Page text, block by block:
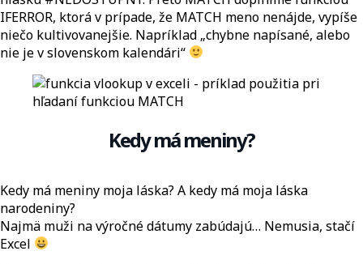
IFERROR, ktorá v prípade, že MATCH meno nenájde, vypíše
niečo kultivovanejšie. Napríklad „chybne napísané, alebo
nie je v slovenskom kalendári“
Kedy má meniny?
Kedy má meniny moja láska? A kedy má moja láska
narodeniny?
Najmä muži na výročné dátumy zabúdajú… Nemusia, stačí
Excel